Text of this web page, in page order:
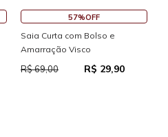
57%OFF
Saia Curta com Bolso e
Amarração Visco
R$ 69,00 R$ 29,90